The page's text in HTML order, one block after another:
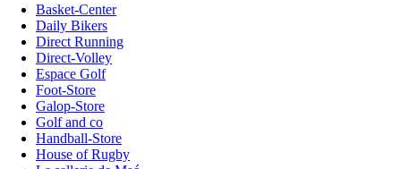
Basket-Center
Daily Bikers
Direct Running
Direct-Volley
Espace Golf
Foot-Store
Galop-Store
Golf and co
Handball-Store
House of Rugby